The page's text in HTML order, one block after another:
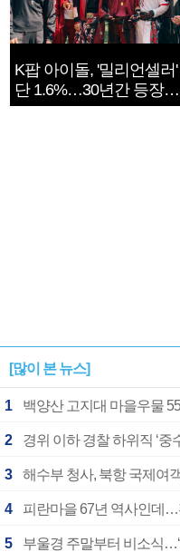
K팝 아이돌, '밀리언셀러'
단 1.6%…30년간 등장
1182개팀 전수조사
[많이 본 뉴스]
1 백양산 고지대 마을우물
2 경위 이하 경찰 하위직 ‘
3 해수부 청사, 북항 국제여
4 피란마을 67년 역사인데
5 부울경 주말부터 비소식